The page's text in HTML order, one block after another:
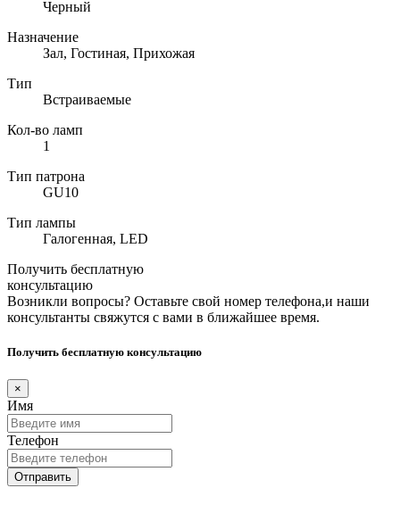
Черный
Назначение
Зал, Гостиная, Прихожая
Тип
Встраиваемые
Кол-во ламп
1
Тип патрона
GU10
Тип лампы
Галогенная, LED
Получить бесплатную
консультацию
Возникли вопросы? Оставьте свой номер телефона,и наши
консультанты свяжутся с вами в ближайшее время.
Получить бесплатную консультацию
×
Имя
Телефон
Отправить